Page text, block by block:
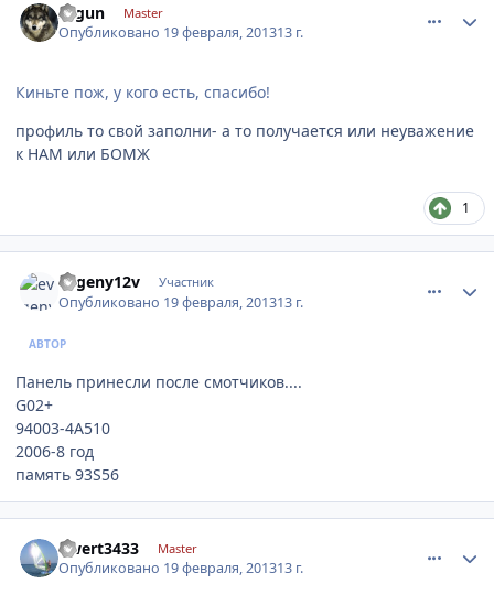
segun Master
Опубликовано 19 февраля, 201313 г.
Киньте пож, у кого есть, спасибо!
профиль то свой заполни- а то получается или неуважение
к НАМ или БОМЖ
1
evgeny12v Участник
Опубликовано 19 февраля, 201313 г.
АВТОР
Панель принесли после смотчиков....
G02+
94003-4A510
2006-8 год
память 93S56
qwert3433 Master
Опубликовано 19 февраля, 201313 г.